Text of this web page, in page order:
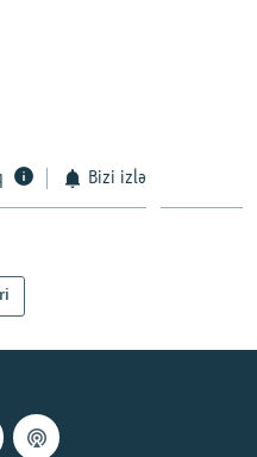
Bizi izlə